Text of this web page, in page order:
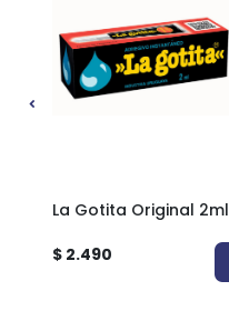
La Gotita Original 2ml
$ 2.490